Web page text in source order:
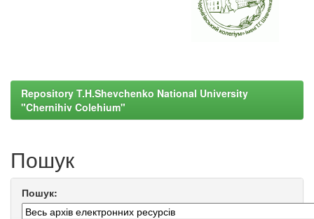
Repository T.H.Shevchenko National University
"Chernihiv Colehium"
Пошук
Пошук: